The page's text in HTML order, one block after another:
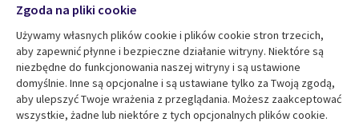
Centrum zasobów
Library
Artykuły
Pomoc
Legal
Informacja prawna
Social
Media
SECTIONS
POLSKA
Zgoda na pliki cookie
Używamy własnych plików cookie i plików cookie stron trzecich,
aby zapewnić płynne i bezpieczne działanie witryny. Niektóre są
niezbędne do funkcjonowania naszej witryny i są ustawione
domyślnie. Inne są opcjonalne i są ustawiane tylko za Twoją zgodą,
aby ulepszyć Twoje wrażenia z przeglądania. Możesz zaakceptować
wszystkie, żadne lub niektóre z tych opcjonalnych plików cookie.